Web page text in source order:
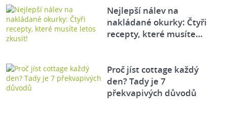
Nejlepší nálev na
nakládané okurky: Čtyři
recepty, které musíte…
Proč jíst cottage každý
den? Tady je 7
překvapivých důvodů